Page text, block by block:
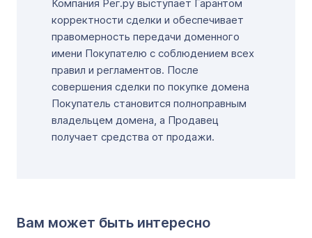
Компания Рег.ру выступает Гарантом
корректности сделки и обеспечивает
правомерность передачи доменного
имени Покупателю с соблюдением всех
правил и регламентов. После
совершения сделки по покупке домена
Покупатель становится полноправным
владельцем домена, а Продавец
получает средства от продажи.
Вам может быть интересно